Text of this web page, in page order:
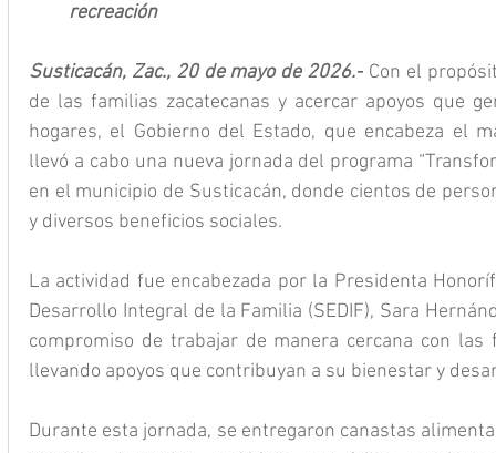
recreación
Susticacán, Zac., 20 de mayo de 2026.- Con el
de las familias zacatecanas y acercar apoyos que
hogares, el Gobierno del Estado, que encabeza el
llevó a cabo una nueva jornada del programa
en el municipio de Susticacán, donde cientos de
y diversos beneficios sociales.
La actividad fue encabezada por la Presidenta
Desarrollo Integral de la Familia (SEDIF), Sara
compromiso de trabajar de manera cercana con
llevando apoyos que contribuyan a su bienestar y
Durante esta jornada, se entregaron canastas